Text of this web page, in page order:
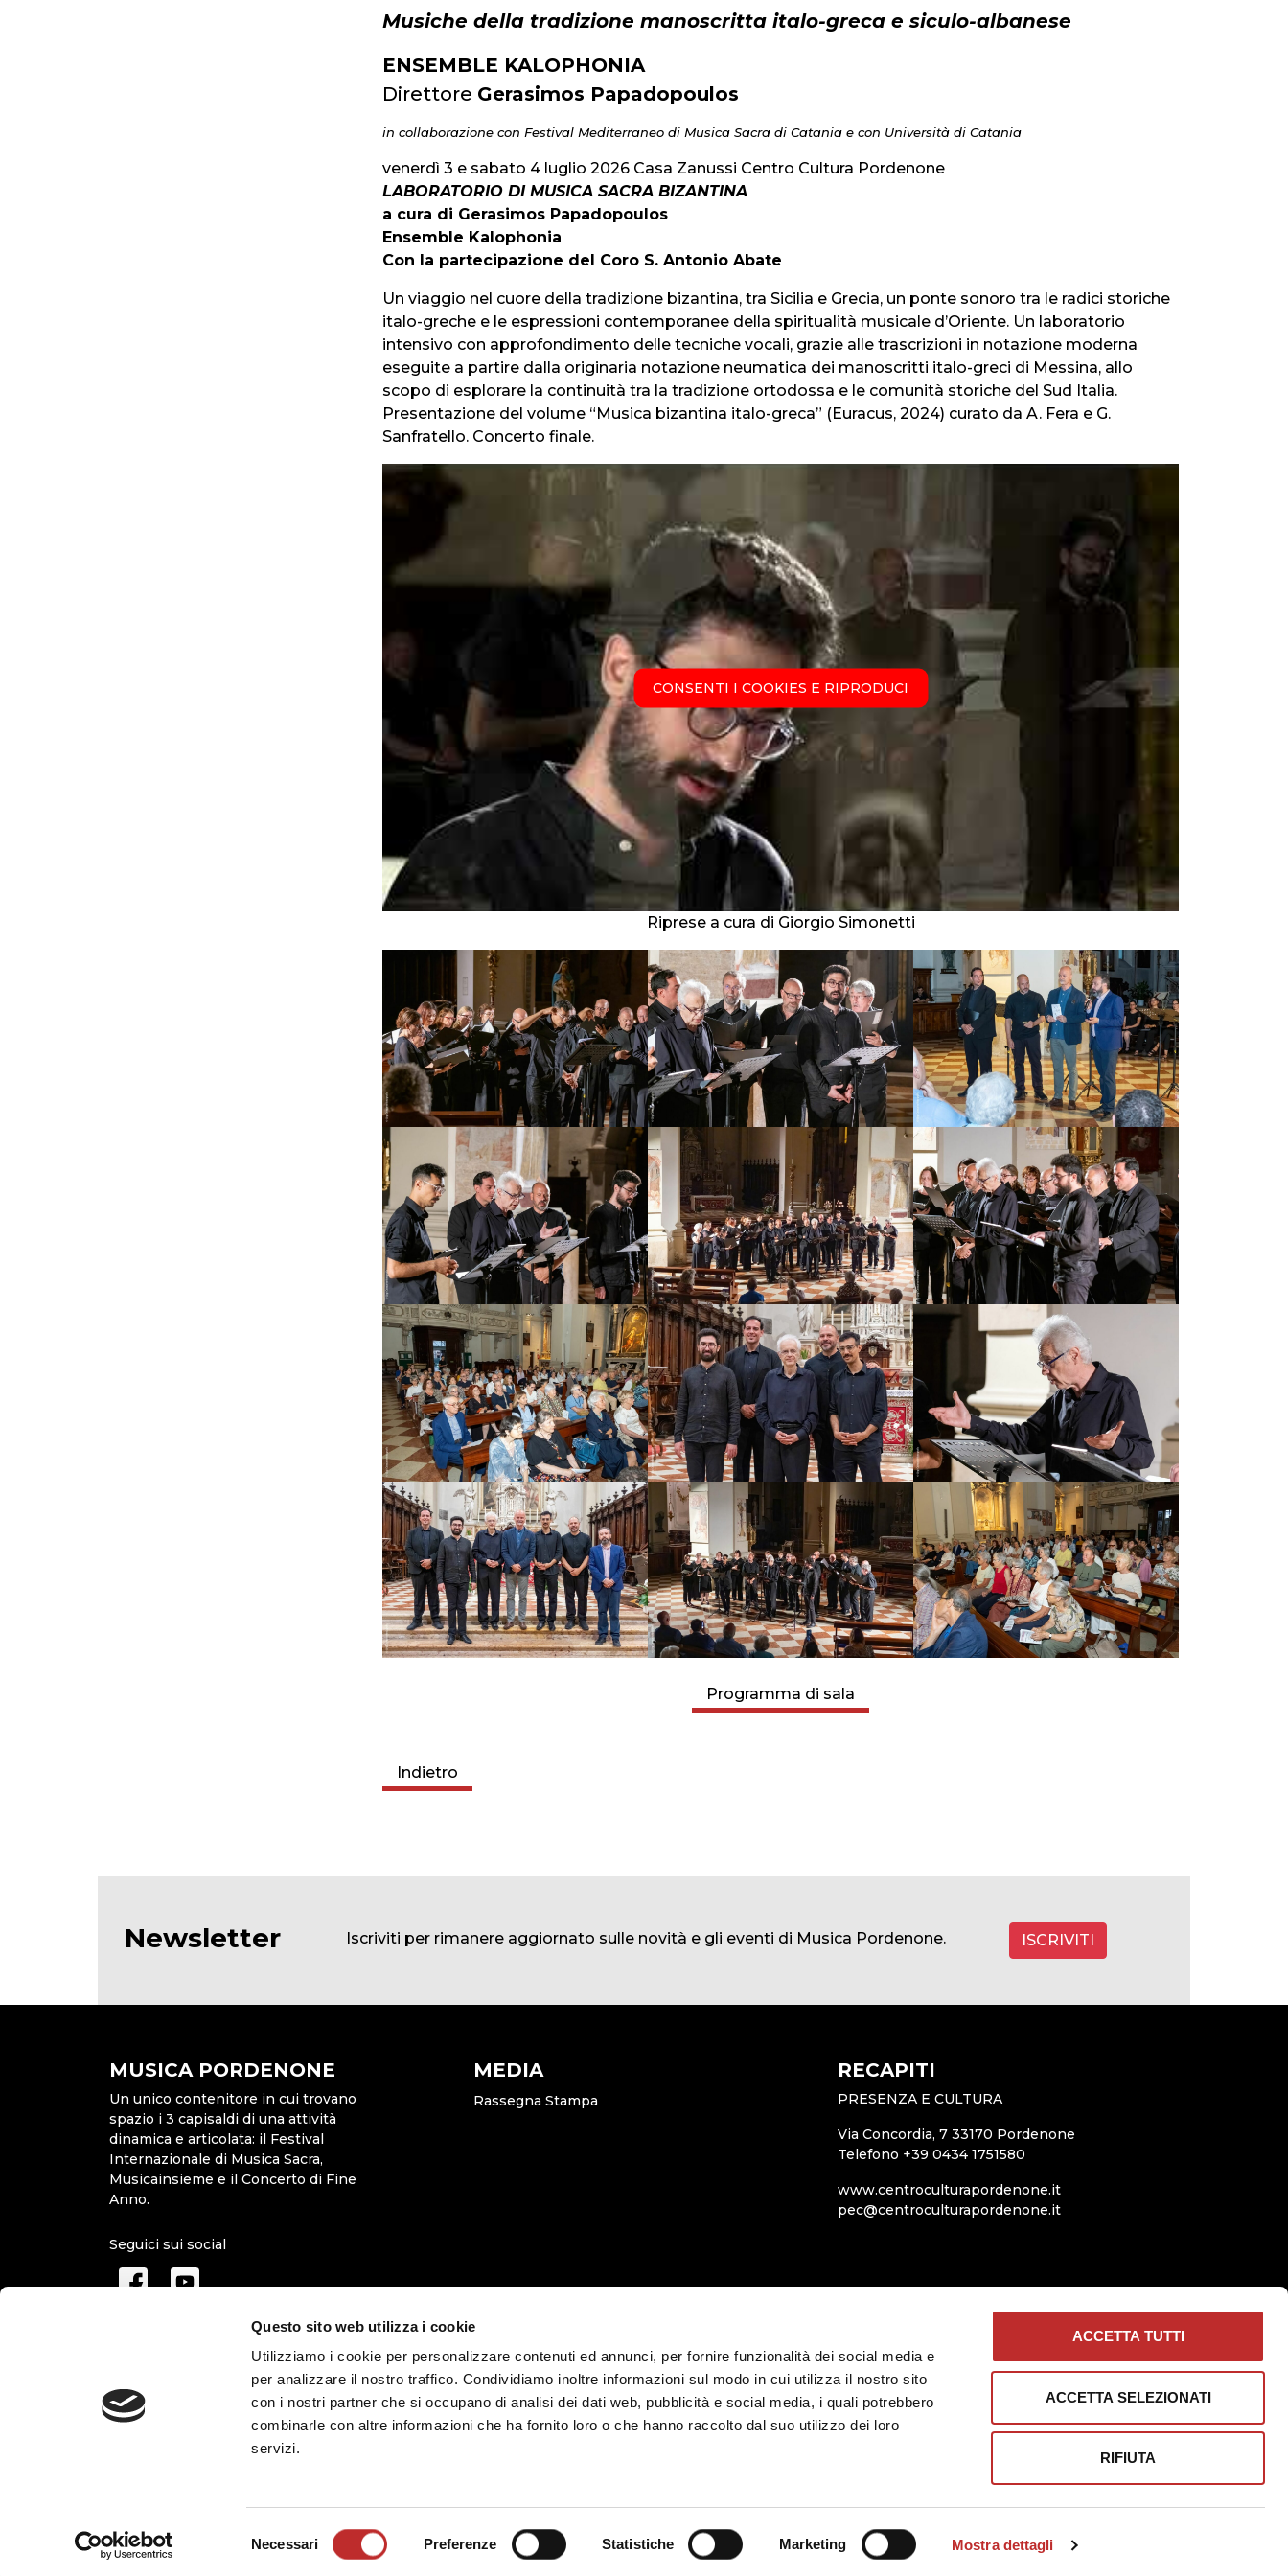
Questo sito web utilizza i cookie
Utilizziamo i cookie per personalizzare contenuti ed annunci, per fornire funzionalità dei social media e
per analizzare il nostro traffico. Condividiamo inoltre informazioni sul modo in cui utilizza il nostro sito
con i nostri partner che si occupano di analisi dei dati web, pubblicità e social media, i quali potrebbero
combinarle con altre informazioni che ha fornito loro o che hanno raccolto dal suo utilizzo dei loro
servizi.
Necessari Preferenze Statistiche Marketing Mostra dettagli
ACCETTA TUTTI
ACCETTA SELEZIONATI
RIFIUTA
Musiche della tradizione manoscritta italo-greca e siculo-albanese
ENSEMBLE KALOPHONIA
Direttore Gerasimos Papadopoulos
in collaborazione con Festival Mediterraneo di Musica Sacra di Catania e con Università di Catania
venerdì 3 e sabato 4 luglio 2026 Casa Zanussi Centro Cultura Pordenone
LABORATORIO DI MUSICA SACRA BIZANTINA
a cura di Gerasimos Papadopoulos
Ensemble Kalophonia
Con la partecipazione del Coro S. Antonio Abate
Un viaggio nel cuore della tradizione bizantina, tra Sicilia e Grecia, un ponte sonoro tra le radici storiche
italo-greche e le espressioni contemporanee della spiritualità musicale d’Oriente. Un laboratorio
intensivo con approfondimento delle tecniche vocali, grazie alle trascrizioni in notazione moderna
eseguite a partire dalla originaria notazione neumatica dei manoscritti italo-greci di Messina, allo
scopo di esplorare la continuità tra la tradizione ortodossa e le comunità storiche del Sud Italia.
Presentazione del volume “Musica bizantina italo-greca” (Euracus, 2024) curato da A. Fera e G.
Sanfratello. Concerto finale.
CONSENTI I COOKIES E RIPRODUCI
Riprese a cura di Giorgio Simonetti
Programma di sala
Indietro
Newsletter Iscriviti per rimanere aggiornato sulle novità e gli eventi di Musica Pordenone. ISCRIVITI
MUSICA PORDENONE
Un unico contenitore in cui trovano
spazio i 3 capisaldi di una attività
dinamica e articolata: il Festival
Internazionale di Musica Sacra,
Musicainsieme e il Concerto di Fine
Anno.
Seguici sui social
MEDIA
Rassegna Stampa
RECAPITI
PRESENZA E CULTURA
Via Concordia, 7 33170 Pordenone
Telefono +39 0434 1751580
www.centroculturapordenone.it
pec@centroculturapordenone.it
©Musica Pordenone - Centro Iniziative Culturali Pordenone - P.iva 00218540938 | Informativa privacy - CICP Informativa privacy - PEC |Informativa cookie| Digital agency: